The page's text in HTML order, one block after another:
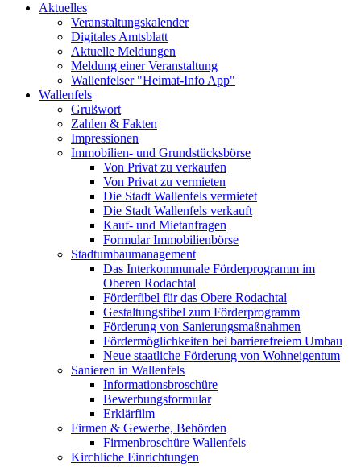
Aktuelles
Veranstaltungskalender
Digitales Amtsblatt
Aktuelle Meldungen
Meldung einer Veranstaltung
Wallenfelser "Heimat-Info App"
Wallenfels
Grußwort
Zahlen & Fakten
Impressionen
Immobilien- und Grundstücksbörse
Von Privat zu verkaufen
Von Privat zu vermieten
Die Stadt Wallenfels vermietet
Die Stadt Wallenfels verkauft
Kauf- und Mietanfragen
Formular Immobilienbörse
Stadtumbaumanagement
Das Interkommunale Förderprogramm im
Oberen Rodachtal
Förderfibel für das Obere Rodachtal
Gestaltungsfibel zum Förderprogramm
Förderung von Sanierungsmaßnahmen
Fördermöglichkeiten bei barrierefreiem Umbau
Neue staatliche Förderung von Wohneigentum
Sanieren in Wallenfels
Informationsbroschüre
Bewerbungsformular
Erklärfilm
Firmen & Gewerbe, Behörden
Firmenbroschüre Wallenfels
Kirchliche Einrichtungen